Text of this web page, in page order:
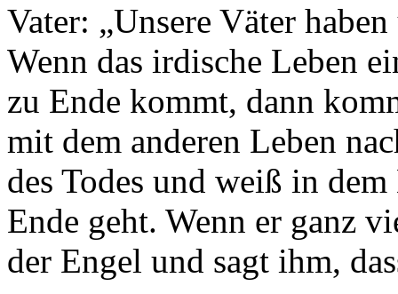
Vater: „Unsere Väter
Wenn das irdische Leben
zu Ende kommt, dann
mit dem anderen Leben
des Todes und weiß in
Ende geht. Wenn er ganz
der Engel und sagt ihm,